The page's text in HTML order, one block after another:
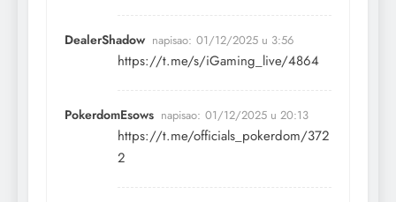
DealerShadow napisao: 01/12/2025 u 3:56
https://t.me/s/iGaming_live/4864
PokerdomEsows napisao: 01/12/2025 u 20:13
https://t.me/officials_pokerdom/372
2